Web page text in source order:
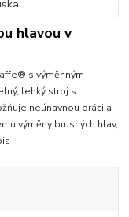
hlavou v
s výměnným
lehký stroj s
neúnavnou práci a
výměny brusných hlav,